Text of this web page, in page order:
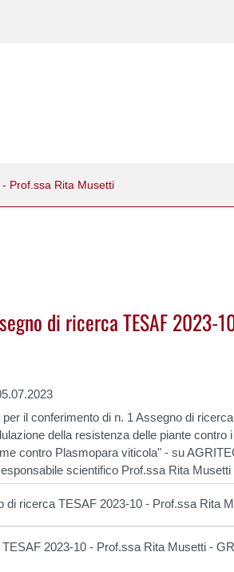
Prof.ssa Rita Musetti
di ricerca TESAF 2023-
il conferimento di n. 1 Assegno di
della resistenza delle piante contro
contro Plasmopara viticola" - su
scientifico Prof.ssa Rita Musetti
di ricerca TESAF 2023-10 - Prof.ssa Rita
2023-10 - Prof.ssa Rita Musetti -